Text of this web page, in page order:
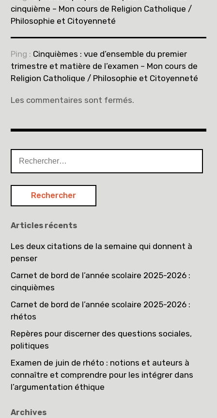
cinquième – Mon cours de Religion Catholique /
Philosophie et Citoyenneté
Ping : Cinquièmes : vue d’ensemble du premier
trimestre et matière de l’examen – Mon cours de
Religion Catholique / Philosophie et Citoyenneté
Les commentaires sont fermés.
Articles récents
Les deux citations de la semaine qui donnent à
penser
Carnet de bord de l’année scolaire 2025-2026 :
cinquièmes
Carnet de bord de l’année scolaire 2025-2026 :
rhétos
Repères pour discerner des questions sociales,
politiques
Examen de juin de rhéto : notions et auteurs à
connaître et comprendre pour les intégrer dans
l’argumentation éthique
Archives